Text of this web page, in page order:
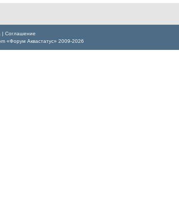
Соглашение
«Форум Аквастатус» 2009-2026